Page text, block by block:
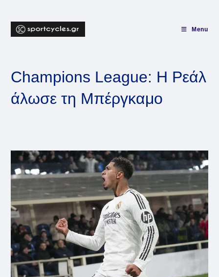
content
Menu
Champions League: Η Ρεάλ
άλωσε τη Μπέργκαμο